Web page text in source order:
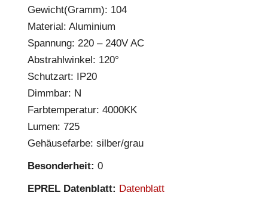
Gewicht(Gramm): 104
Material: Aluminium
Spannung: 220 – 240V AC
Abstrahlwinkel: 120°
Schutzart: IP20
Dimmbar: N
Farbtemperatur: 4000KK
Lumen: 725
Gehäusefarbe: silber/grau
Besonderheit: 0
EPREL Datenblatt: Datenblatt